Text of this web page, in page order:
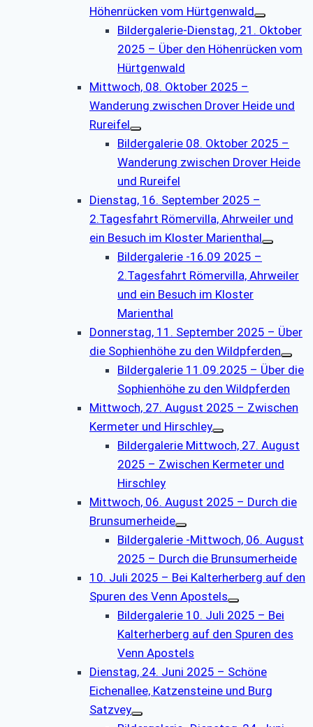
Höhenrücken vom Hürtgenwald
Bildergalerie-Dienstag, 21. Oktober
2025 – Über den Höhenrücken vom
Hürtgenwald
Mittwoch, 08. Oktober 2025 –
Wanderung zwischen Drover Heide und
Rureifel
Bildergalerie 08. Oktober 2025 –
Wanderung zwischen Drover Heide
und Rureifel
Dienstag, 16. September 2025 –
2.Tagesfahrt Römervilla, Ahrweiler und
ein Besuch im Kloster Marienthal
Bildergalerie -16.09 2025 –
2.Tagesfahrt Römervilla, Ahrweiler
und ein Besuch im Kloster
Marienthal
Donnerstag, 11. September 2025 – Über
die Sophienhöhe zu den Wildpferden
Bildergalerie 11.09.2025 – Über die
Sophienhöhe zu den Wildpferden
Mittwoch, 27. August 2025 – Zwischen
Kermeter und Hirschley
Bildergalerie Mittwoch, 27. August
2025 – Zwischen Kermeter und
Hirschley
Mittwoch, 06. August 2025 – Durch die
Brunsumerheide
Bildergalerie -Mittwoch, 06. August
2025 – Durch die Brunsumerheide
10. Juli 2025 – Bei Kalterherberg auf den
Spuren des Venn Apostels
Bildergalerie 10. Juli 2025 – Bei
Kalterherberg auf den Spuren des
Venn Apostels
Dienstag, 24. Juni 2025 – Schöne
Eichenallee, Katzensteine und Burg
Satzvey